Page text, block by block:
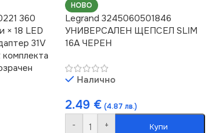
360
× 18 LED
31V
НОВО
Legrand 3245060501846
УНИВЕРСАЛЕН ЩЕПСЕЛ SLIM
16A ЧЕРЕН
Налично
2.49 € (4.87 лв.)
- + Купи